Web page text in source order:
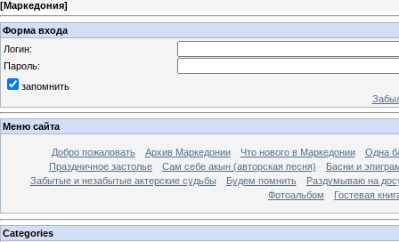
[Маркедония]
Форма входа
Логин:
Пароль:
запомнить
Меню сайта
Добро пожаловать Архив Маркедонии Что нового в Маркедонии
Одна
Праздничное застолье
Сам себе акын (авторская песня)
Басни и
Забытые и незабытые актерские судьбы
Будем помнить
Раздумываю на
Фотоальбом
Гостевая
Categories